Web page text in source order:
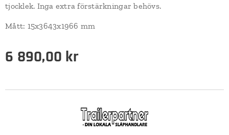
tjocklek. Inga extra förstärkningar behövs.
Mått: 15x3643x1966 mm
6 890,00 kr